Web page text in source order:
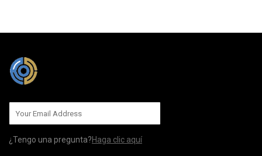
¿Tengo una pregunta?Haga clic aquí